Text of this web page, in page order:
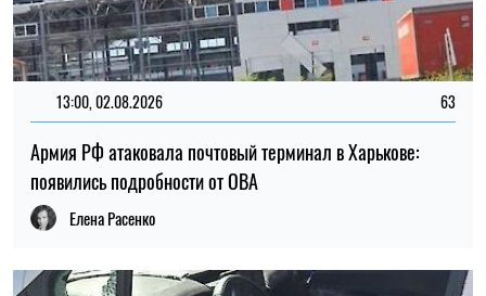
13:00, 02.08.2026 63
Армия РФ атаковала почтовый терминал в Харькове:
появились подробности от ОВА
Елена Расенко